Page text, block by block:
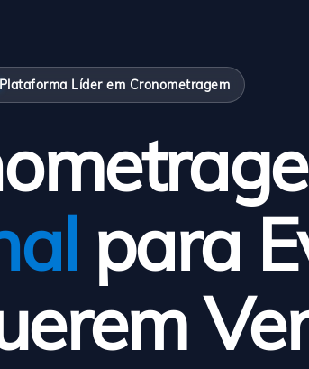
Líder em Cronometragem
para